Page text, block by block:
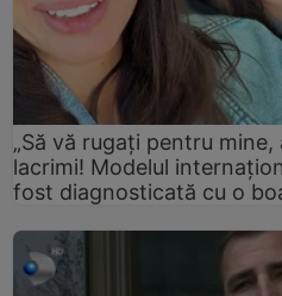
„Să vă rugați pentru
lacrimi! Modelul
fost diagnosticată cu o